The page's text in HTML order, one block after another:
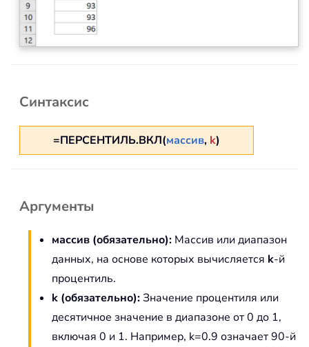
Синтаксис
=ПЕРСЕНТИЛЬ.ВКЛ(массив, k)
Аргументы
массив (обязательно): Массив или диапазон
данных, на основе которых вычисляется k-й
процентиль.
k (обязательно):Значение процентиля или
десятичное значение в диапазоне от 0 до 1,
включая 0 и 1. Например, k=0.9 означает 90-й